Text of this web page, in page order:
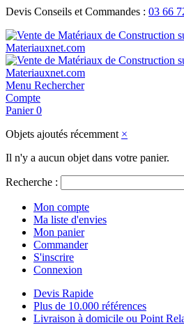
Devis Conseils et Commandes : 03 66
Menu Rechercher
Compte
Panier 0
Objets ajoutés récemment ×
Il n'y a aucun objet dans votre panier.
Recherche :
Mon compte
Ma liste d'envies
Mon panier
Commander
S'inscrire
Connexion
Devis Rapide
Plus de 10.000 références
Livraison à domicile ou Point